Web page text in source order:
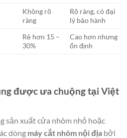
Không rõ
ràng
Rõ ràng, có đại
lý bảo hành
Rẻ hơn 15 –
30%
Cao hơn nhưng
ổn định
được ưa chuộng tại Việt
sản xuất cửa nhôm nhỏ hoặc
dòng máy cắt nhôm nội địa bởi